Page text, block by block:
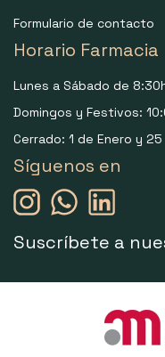
Formulario de contacto
Horario Farmacia
Lunes a Sábado de
Domingos y Festivos:
Cerrado: 1 de Enero y
Síguenos en
Suscríbete a